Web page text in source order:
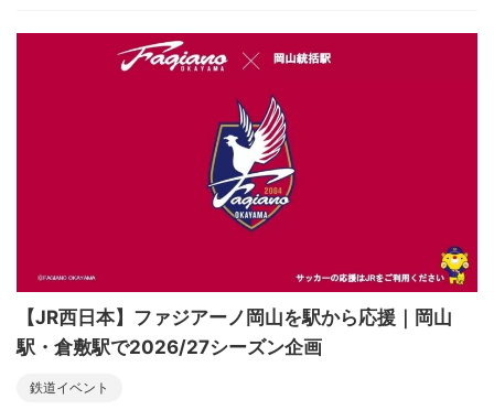
【JR西日本】ファジアーノ岡山を駅から応援｜岡山
駅・倉敷駅で2026/27シーズン企画
鉄道イベント